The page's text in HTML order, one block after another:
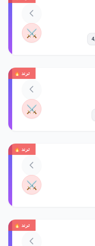
⚔️
ترند 🔥
⚔️
ترند 🔥
⚔️
ترند 🔥